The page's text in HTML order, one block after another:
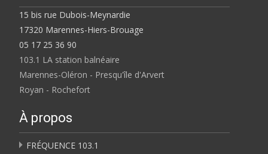
15 bis rue Dubois-Meynardie
17320 Marennes-Hiers-Brouage
05 17 25 36 90
103.1 LA station balnéaire
Marennes-Oléron - Presqu'île d'Arvert
Royan - Rochefort
À propos
FRÉQUENCE 103.1